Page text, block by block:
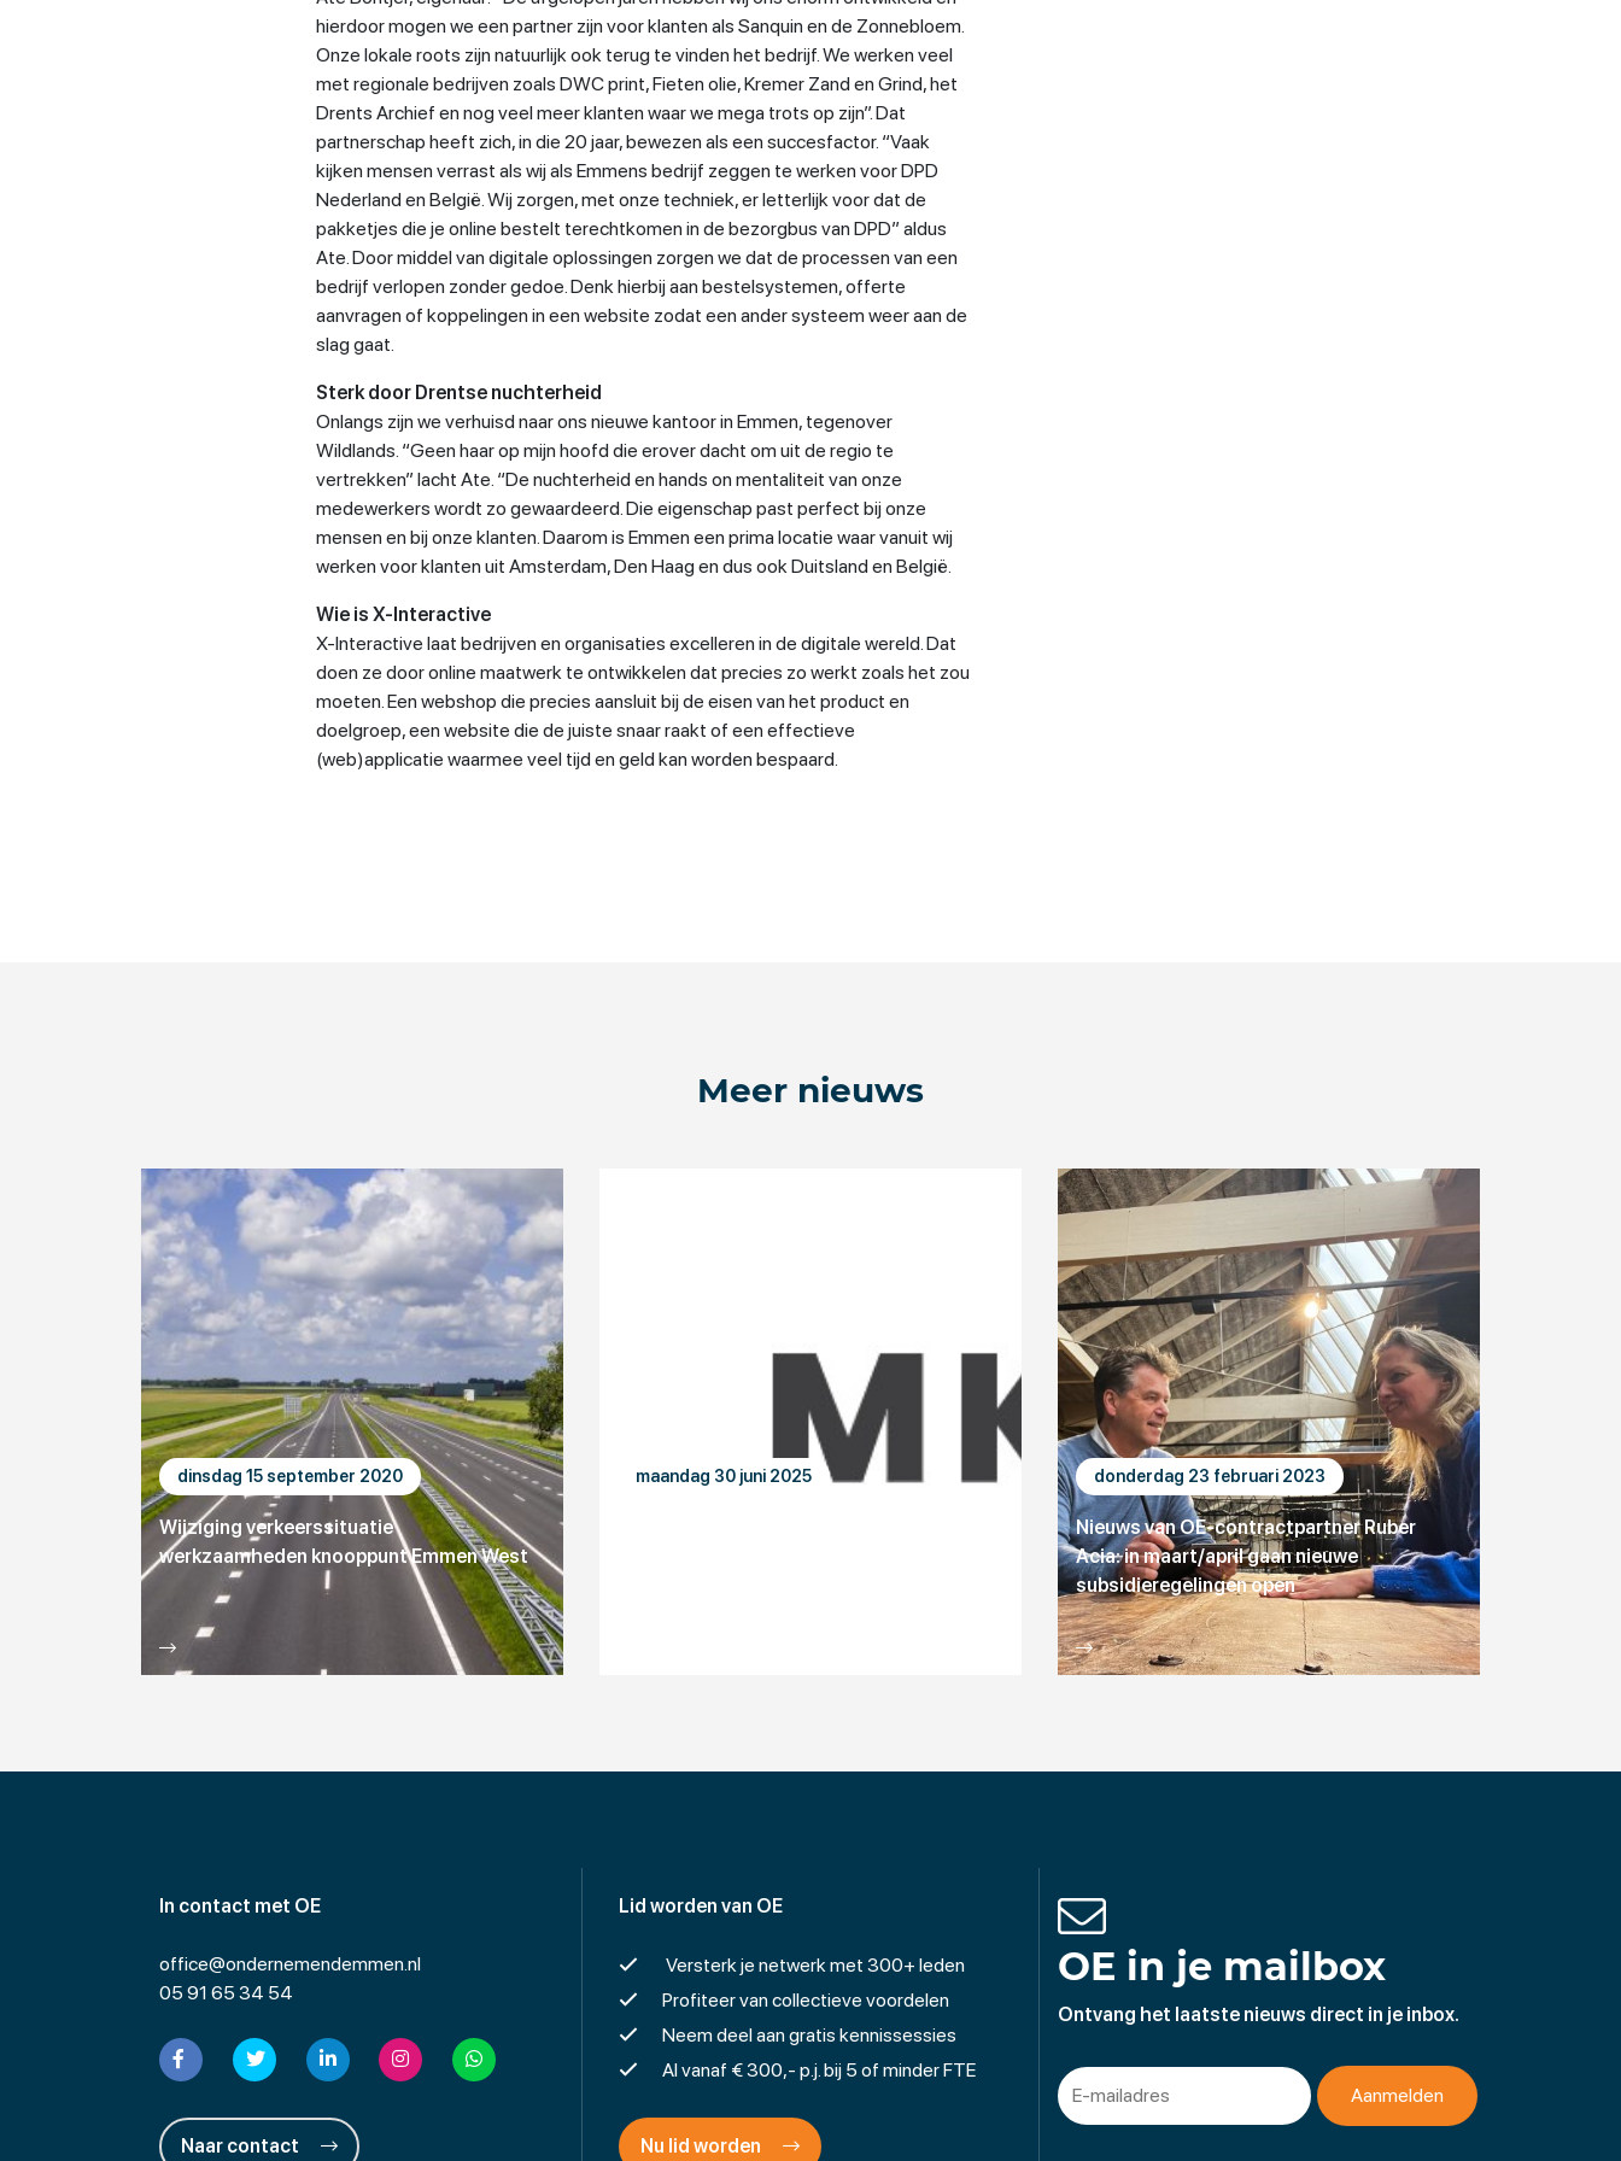
hierdoor mogen we een partner zijn voor klanten als Sanquin en de Zonnebloem.
Onze lokale roots zijn natuurlijk ook terug te vinden het bedrijf. We werken veel
met regionale bedrijven zoals DWC print, Fieten olie, Kremer Zand en Grind, het
Drents Archief en nog veel meer klanten waar we mega trots op zijn”. Dat
partnerschap heeft zich, in die 20 jaar, bewezen als een succesfactor. “Vaak
kijken mensen verrast als wij als Emmens bedrijf zeggen te werken voor DPD
Nederland en België. Wij zorgen, met onze techniek, er letterlijk voor dat de
pakketjes die je online bestelt terechtkomen in de bezorgbus van DPD” aldus
Ate. Door middel van digitale oplossingen zorgen we dat de processen van een
bedrijf verlopen zonder gedoe. Denk hierbij aan bestelsystemen, offerte
aanvragen of koppelingen in een website zodat een ander systeem weer aan de
slag gaat.
Sterk door Drentse nuchterheid
Onlangs zijn we verhuisd naar ons nieuwe kantoor in Emmen, tegenover
Wildlands. “Geen haar op mijn hoofd die erover dacht om uit de regio te
vertrekken” lacht Ate. “De nuchterheid en hands on mentaliteit van onze
medewerkers wordt zo gewaardeerd. Die eigenschap past perfect bij onze
mensen en bij onze klanten. Daarom is Emmen een prima locatie waar vanuit wij
werken voor klanten uit Amsterdam, Den Haag en dus ook Duitsland en België.
Wie is X-Interactive
X-Interactive laat bedrijven en organisaties excelleren in de digitale wereld. Dat
doen ze door online maatwerk te ontwikkelen dat precies zo werkt zoals het zou
moeten. Een webshop die precies aansluit bij de eisen van het product en
doelgroep, een website die de juiste snaar raakt of een effectieve
(web)applicatie waarmee veel tijd en geld kan worden bespaard.
Meer nieuws
dinsdag 15 september 2020
Wijziging verkeerssituatie
werkzaamheden knooppunt Emmen West
maandag 30 juni 2025 donderdag 23 februari 2023
Nieuws van OE-contractpartner Ruber
Acia: in maart/april gaan nieuwe
subsidieregelingen open
In contact met OE
office@ondernemendemmen.nl
05 91 65 34 54
Naar contact
Lid worden van OE
Versterk je netwerk met 300+ leden
Profiteer van collectieve voordelen
Neem deel aan gratis kennissessies
Al vanaf € 300,- p.j. bij 5 of minder FTE
Nu lid worden
OE in je mailbox
Ontvang het laatste nieuws direct in je inbox.